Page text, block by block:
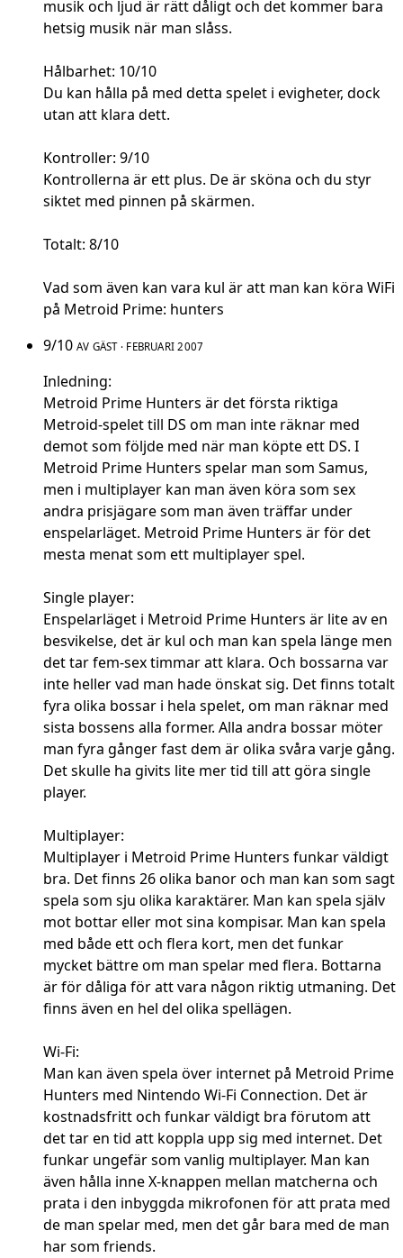
musik och ljud är rätt dåligt och det kommer bara
hetsig musik när man slåss.
Hålbarhet: 10/10
Du kan hålla på med detta spelet i evigheter, dock
utan att klara dett.
Kontroller: 9/10
Kontrollerna är ett plus. De är sköna och du styr
siktet med pinnen på skärmen.
Totalt: 8/10
Vad som även kan vara kul är att man kan köra WiFi
på Metroid Prime: hunters
9/10 AV GÄST · FEBRUARI 2007
Inledning:
Metroid Prime Hunters är det första riktiga
Metroid-spelet till DS om man inte räknar med
demot som följde med när man köpte ett DS. I
Metroid Prime Hunters spelar man som Samus,
men i multiplayer kan man även köra som sex
andra prisjägare som man även träffar under
enspelarläget. Metroid Prime Hunters är för det
mesta menat som ett multiplayer spel.
Single player:
Enspelarläget i Metroid Prime Hunters är lite av en
besvikelse, det är kul och man kan spela länge men
det tar fem-sex timmar att klara. Och bossarna var
inte heller vad man hade önskat sig. Det finns totalt
fyra olika bossar i hela spelet, om man räknar med
sista bossens alla former. Alla andra bossar möter
man fyra gånger fast dem är olika svåra varje gång.
Det skulle ha givits lite mer tid till att göra single
player.
Multiplayer:
Multiplayer i Metroid Prime Hunters funkar väldigt
bra. Det finns 26 olika banor och man kan som sagt
spela som sju olika karaktärer. Man kan spela själv
mot bottar eller mot sina kompisar. Man kan spela
med både ett och flera kort, men det funkar
mycket bättre om man spelar med flera. Bottarna
är för dåliga för att vara någon riktig utmaning. Det
finns även en hel del olika spellägen.
Wi-Fi:
Man kan även spela över internet på Metroid Prime
Hunters med Nintendo Wi-Fi Connection. Det är
kostnadsfritt och funkar väldigt bra förutom att
det tar en tid att koppla upp sig med internet. Det
funkar ungefär som vanlig multiplayer. Man kan
även hålla inne X-knappen mellan matcherna och
prata i den inbyggda mikrofonen för att prata med
de man spelar med, men det går bara med de man
har som friends.